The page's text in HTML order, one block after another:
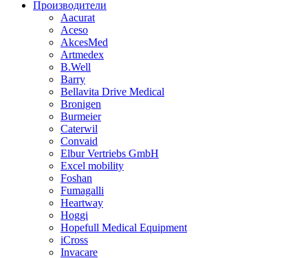
Производители
Aacurat
Aceso
AkcesMed
Artmedex
B.Well
Barry
Bellavita Drive Medical
Bronigen
Burmeier
Caterwil
Convaid
Elbur Vertriebs GmbH
Excel mobility
Foshan
Fumagalli
Heartway
Hoggi
Hopefull Medical Equipment
iCross
Invacare